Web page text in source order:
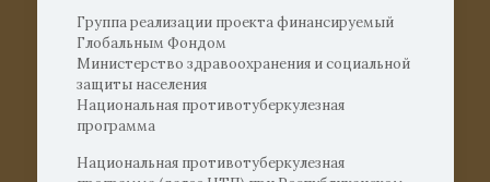
Группа реализации проекта финансируемый
Глобальным Фондом
Министерство здравоохранения и социальной
защиты населения
Национальная противотуберкулезная
программа
Национальная противотуберкулезная